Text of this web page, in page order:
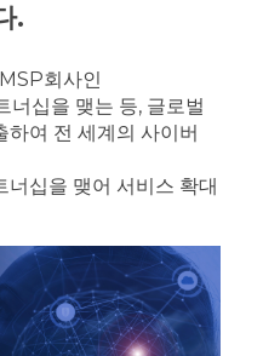
.
회사인
십을 맺는 등, 글로벌
하여 전 세계의 사이버
너십을 맺어 서비스 확대